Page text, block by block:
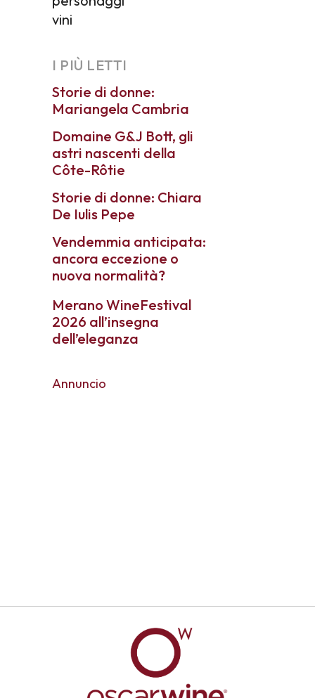
vini
I PIÙ LETTI
Storie di donne:
Mariangela Cambria
Domaine G&J Bott, gli
astri nascenti della
Côte-Rôtie
Storie di donne: Chiara
De Iulis Pepe
Vendemmia anticipata:
ancora eccezione o
nuova normalità?
Merano WineFestival
2026 all’insegna
dell’eleganza
Annuncio